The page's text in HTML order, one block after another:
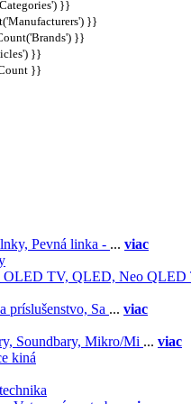
}}
}}
}}
}}
}}
Pevná linka - ... viac
OLED TV, QLED, Neo QLED
príslušenstvo, Sa ... viac
Soundbary, Mikro/Mi ... viac
kiná